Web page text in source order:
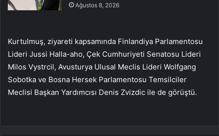
Ağustos 8, 2026
Kurtulmuş, ziyareti kapsamında Finlandiya Parlamentosu
Lideri Jussi Halla-aho, Çek Cumhuriyeti Senatosu Lideri
Milos Vystrcil, Avusturya Ulusal Meclis Lideri Wolfgang
Sobotka ve Bosna Hersek Parlamentosu Temsilciler
Meclisi Başkan Yardımcısı Denis Zvizdic ile de görüştü.